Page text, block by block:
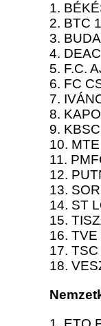
1.
2. BTC
3.
4.
5. F.C.
6. FC
7.
8.
9.
10.
11.
12.
13.
14. ST
15.
16. TVE
17.
18.